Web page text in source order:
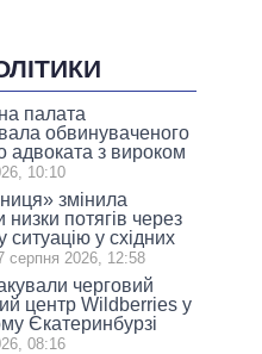
палата
обвинуваченого
адвоката з вироком
10:10
змінила
потягів через
ситуацію у східних
серпня 2026, 12:58
черговий
центр Wildberries у
Єкатеринбурзі
08:16